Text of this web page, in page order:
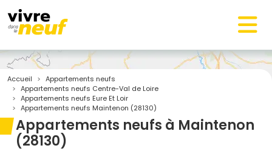
Accueil
Appartements neufs
Appartements neufs Centre-Val de Loire
Appartements neufs Eure Et Loir
Appartements neufs Maintenon (28130)
Appartements neufs à Maintenon
(28130)